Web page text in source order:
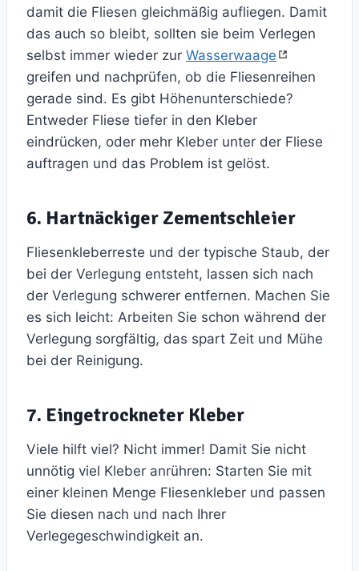
damit die Fliesen gleichmäßig aufliegen. Damit
das auch so bleibt, sollten sie beim Verlegen
selbst immer wieder zur Wasserwaage
greifen und nachprüfen, ob die Fliesenreihen
gerade sind. Es gibt Höhenunterschiede?
Entweder Fliese tiefer in den Kleber
eindrücken, oder mehr Kleber unter der Fliese
auftragen und das Problem ist gelöst.
6. Hartnäckiger Zementschleier
Fliesenkleberreste und der typische Staub, der
bei der Verlegung entsteht, lassen sich nach
der Verlegung schwerer entfernen. Machen Sie
es sich leicht: Arbeiten Sie schon während der
Verlegung sorgfältig, das spart Zeit und Mühe
bei der Reinigung.
7. Eingetrockneter Kleber
Viele hilft viel? Nicht immer! Damit Sie nicht
unnötig viel Kleber anrühren: Starten Sie mit
einer kleinen Menge Fliesenkleber und passen
Sie diesen nach und nach Ihrer
Verlegegeschwindigkeit an.